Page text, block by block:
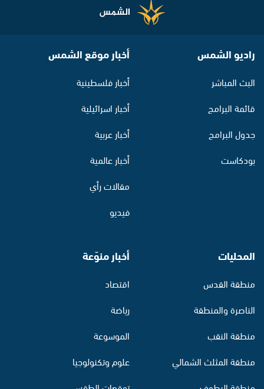
راديو الشمس
البث المباشر
قائمة البرامج
جدول البرامج
بودكاست
أخبار موقع الشمس
أخبار فلسطينية
أخبار اسرائيلية
أخبار عربية
أخبار عالمية
مقالات رأي
فيديو
المحليات
منطقة القدس
الناصرة والمنطقة
منطقة النقب
منطقة المثلث الشمالي
أخبار منوّعة
اقتصاد
رياضة
الموسوعة
علوم وتكنولوجيا